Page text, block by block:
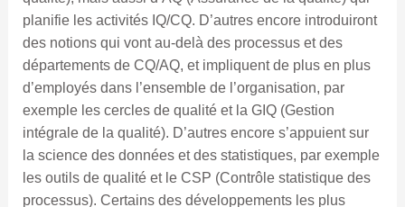
planifie les activités IQ/CQ. D’autres encore introduiront
des notions qui vont au-delà des processus et des
départements de CQ/AQ, et impliquent de plus en plus
d’employés dans l’ensemble de l’organisation, par
exemple les cercles de qualité et la GIQ (Gestion
intégrale de la qualité). D’autres encore s’appuient sur
la science des données et des statistiques, par exemple
les outils de qualité et le CSP (Contrôle statistique des
processus). Certains des développements les plus